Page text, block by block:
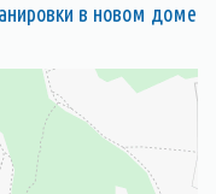
в новом доме